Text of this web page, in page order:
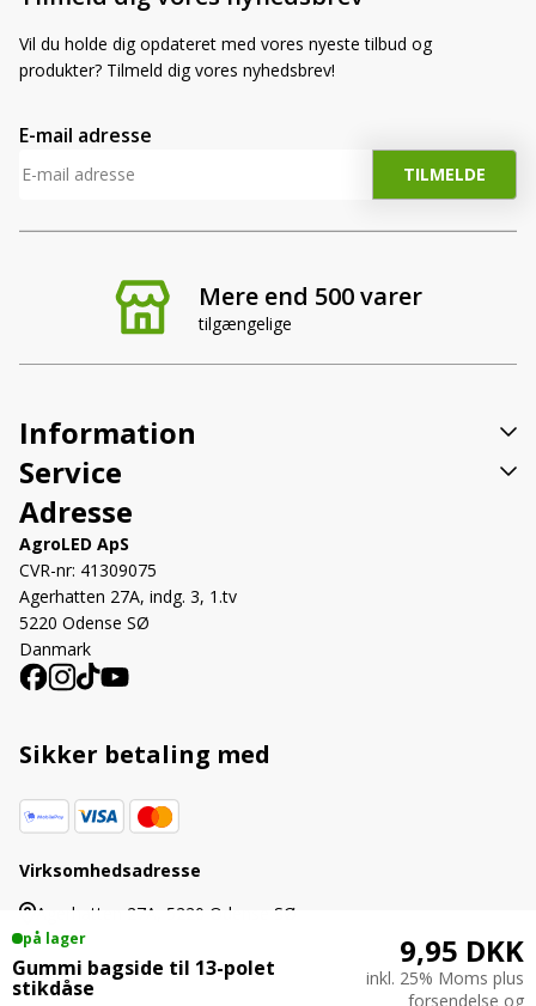
på lager
Gummi bagside til 13-polet
stikdåse
9,95 DKK
inkl. 25% Moms plus
forsendelse og
Mere end 500 varer
tilgængelige
Vil du holde dig opdateret med vores nyeste tilbud og
produkter? Tilmeld dig vores nyhedsbrev!
E-mail adresse
Information
Service
Adresse
AgroLED ApS
CVR-nr: 41309075
Agerhatten 27A, indg. 3, 1.tv
5220 Odense SØ
Danmark
Sikker betaling med
Virksomhedsadresse
Agerhatten 27A, 5220 Odense SØ